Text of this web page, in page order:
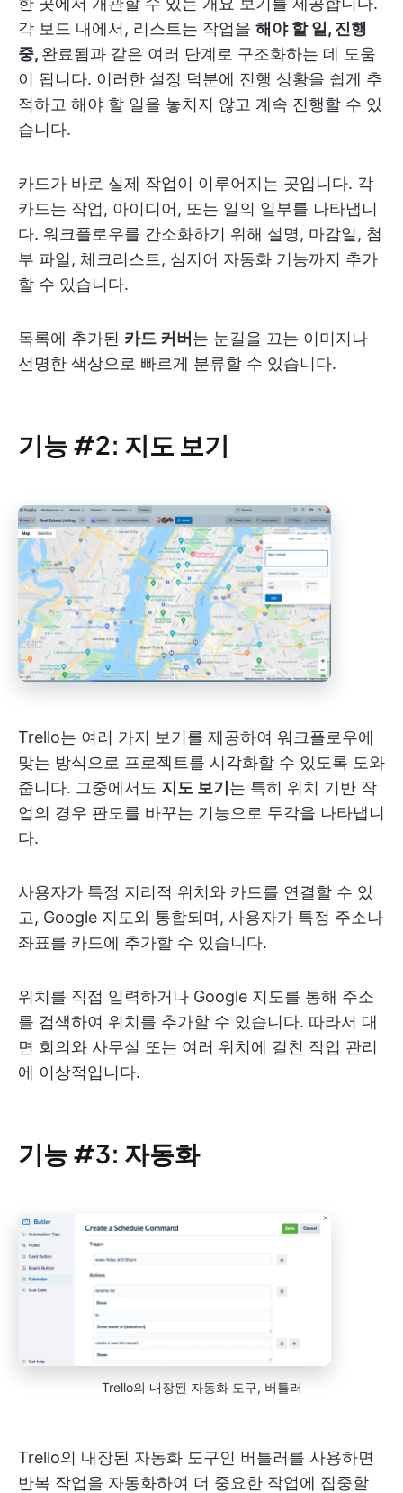
각 보드 내에서, 리스트는 작업을 해야 할 일, 진행
중, 완료됨과 같은 여러 단계로 구조화하는 데 도움
이 됩니다. 이러한 설정 덕분에 진행 상황을 쉽게 추
적하고 해야 할 일을 놓치지 않고 계속 진행할 수 있
습니다.
카드가 바로 실제 작업이 이루어지는 곳입니다. 각
카드는 작업, 아이디어, 또는 일의 일부를 나타냅니
다. 워크플로우를 간소화하기 위해 설명, 마감일, 첨
부 파일, 체크리스트, 심지어 자동화 기능까지 추가
할 수 있습니다.
목록에 추가된 카드 커버는 눈길을 끄는 이미지나
선명한 색상으로 빠르게 분류할 수 있습니다.
기능 #2: 지도 보기
Trello는 여러 가지 보기를 제공하여 워크플로우에
맞는 방식으로 프로젝트를 시각화할 수 있도록 도와
줍니다. 그중에서도 지도 보기는 특히 위치 기반 작
업의 경우 판도를 바꾸는 기능으로 두각을 나타냅니
다.
사용자가 특정 지리적 위치와 카드를 연결할 수 있
고, Google 지도와 통합되며, 사용자가 특정 주소나
좌표를 카드에 추가할 수 있습니다.
위치를 직접 입력하거나 Google 지도를 통해 주소
를 검색하여 위치를 추가할 수 있습니다. 따라서 대
면 회의와 사무실 또는 여러 위치에 걸친 작업 관리
에 이상적입니다.
기능 #3: 자동화
Trello의 내장된 자동화 도구, 버틀러
Trello의 내장된 자동화 도구인 버틀러를 사용하면
반복 작업을 자동화하여 더 중요한 작업에 집중할